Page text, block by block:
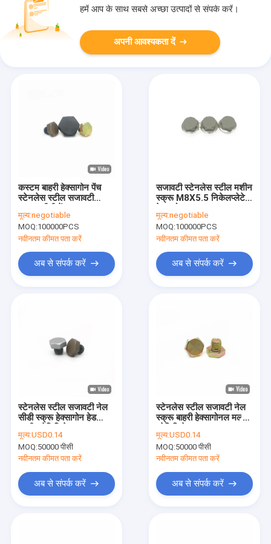
हमें आप के साथ सबसे अच्छा उत्पादों से संपर्क करें।
अपनी आवश्यकता दें
कस्टम बाहरी हेक्सागोन पेंच
स्टेनलेस स्टील सजावटी
मूल्य:negotiable
MOQ:100000PCS
नवीनतम कीमत पता करें
अब से संपर्क करें
सजावटी स्टेनलेस स्टील मशीन
स्क्रू M8X5.5 निकेलप्लेटेड
मूल्य:negotiable
MOQ:100000PCS
नवीनतम कीमत पता करें
अब से संपर्क करें
स्टेनलेस स्टील सजावटी नेल
सीडी स्क्रू हेक्सागोन हेड
मूल्य:USD0.14
MOQ:50000 पीसी
नवीनतम कीमत पता करें
अब से संपर्क करें
स्टेनलेस स्टील सजावटी नेल
स्क्रू बाहरी हेक्सागोनल मल्टी
मूल्य:USD0.14
MOQ:50000 पीसी
नवीनतम कीमत पता करें
अब से संपर्क करें